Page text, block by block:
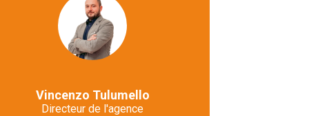
Vincenzo Tulumello
Directeur de l'agence